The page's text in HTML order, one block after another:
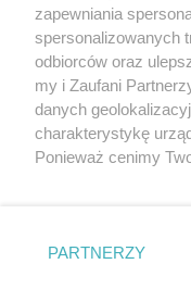
O FIRMIE
REKLAMA
Aktualności
Tcz24
Historia miasta
zapewniania
spersonalizowanych
odbiorców oraz
my i Zaufani
danych
charakterystykę
Ponieważ cenimy
znajdujący się w
PARTNERZY